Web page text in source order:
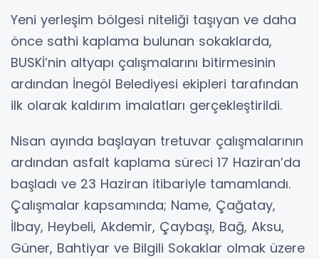
Yeni yerleşim bölgesi niteliği taşıyan ve daha
önce sathi kaplama bulunan sokaklarda,
BUSKİ’nin altyapı çalışmalarını bitirmesinin
ardından İnegöl Belediyesi ekipleri tarafından
ilk olarak kaldırım imalatları gerçekleştirildi.
Nisan ayında başlayan tretuvar çalışmalarının
ardından asfalt kaplama süreci 17 Haziran’da
başladı ve 23 Haziran itibariyle tamamlandı.
Çalışmalar kapsamında; Name, Çağatay,
İlbay, Heybeli, Akdemir, Çaybaşı, Bağ, Aksu,
Güner, Bahtiyar ve Bilgili Sokaklar olmak üzere